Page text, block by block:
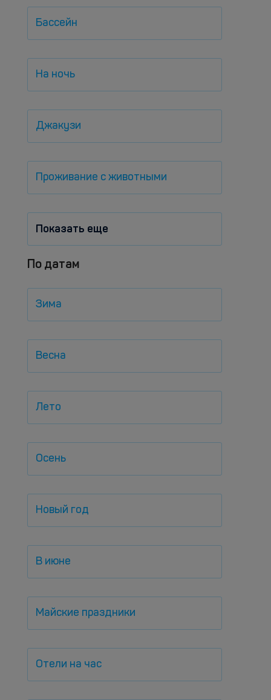
Бассейн
На ночь
Джакузи
Проживание с животными
Показать еще
По датам
Зима
Весна
Лето
Осень
Новый год
В июне
Майские праздники
Отели на час